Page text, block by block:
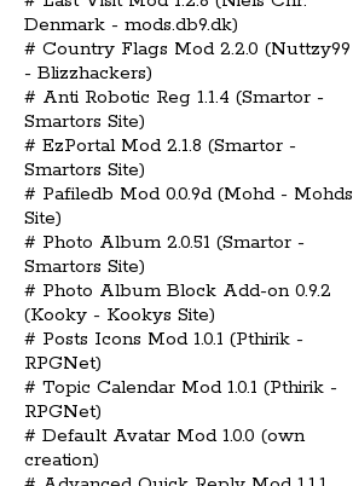
Denmark - mods.db9.dk)
# Country Flags Mod 2.2.0 (Nuttzy99
- Blizzhackers)
# Anti Robotic Reg 1.1.4 (Smartor -
Smartors Site)
# EzPortal Mod 2.1.8 (Smartor -
Smartors Site)
# Pafiledb Mod 0.0.9d (Mohd - Mohds
Site)
# Photo Album 2.0.51 (Smartor -
Smartors Site)
# Photo Album Block Add-on 0.9.2
(Kooky - Kookys Site)
# Posts Icons Mod 1.0.1 (Pthirik -
RPGNet)
# Topic Calendar Mod 1.0.1 (Pthirik -
RPGNet)
# Default Avatar Mod 1.0.0 (own
creation)